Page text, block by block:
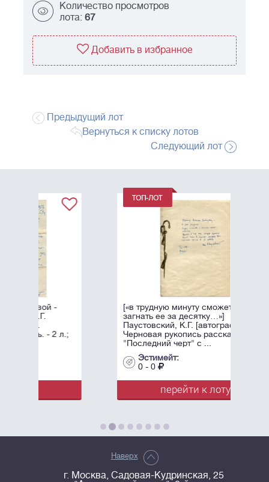
Количество просмотров
лота: 67
Добавить в избранное
Предыдущий лот
Вернуться к списку лотов
Следующий лот
[«в трудную минуту сможете
загнать ее за десятку…»]
Паустовский, К.Г. [автограф].
Черновая рукопись рассказа
"Последний черт" с ...
перейти к лоту
Наверх
г. Москва, Садовая-Кудринская, 25